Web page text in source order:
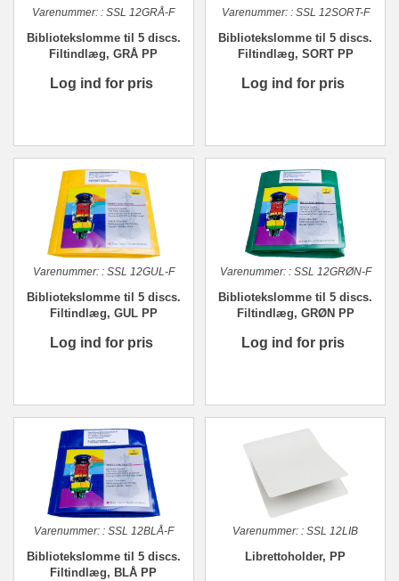
Varenummer: : SSL 12GRÅ-F
Bibliotekslomme til 5 discs.
Filtindlæg, GRÅ PP
Log ind for pris
Varenummer:: SSL 12SORT-F
Bibliotekslomme til 5 discs.
Filtindlæg, SORT PP
Log ind for pris
Varenummer:: SSL 12GUL-F
Bibliotekslomme til 5 discs.
Filtindlæg, GUL PP
Log ind for pris
Varenummer:: SSL 12GRØN-F
Bibliotekslomme til 5 discs.
Filtindlæg, GRØN PP
Log ind for pris
Varenummer:: SSL 12BLÅ-F
Bibliotekslomme til 5 discs.
Filtindlæg, BLÅ PP
Varenummer: : SSL 12LIB
Librettoholder, PP